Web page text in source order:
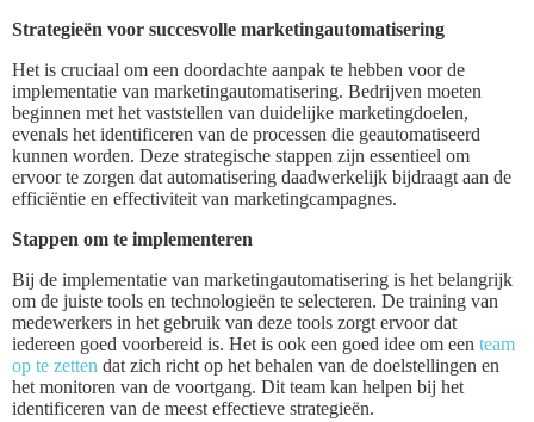
Strategieën voor succesvolle marketingautomatisering
Het is cruciaal om een doordachte aanpak te hebben voor de
implementatie van marketingautomatisering. Bedrijven moeten
beginnen met het vaststellen van duidelijke marketingdoelen,
evenals het identificeren van de processen die geautomatiseerd
kunnen worden. Deze strategische stappen zijn essentieel om
ervoor te zorgen dat automatisering daadwerkelijk bijdraagt aan de
efficiëntie en effectiviteit van marketingcampagnes.
Stappen om te implementeren
Bij de implementatie van marketingautomatisering is het belangrijk
om de juiste tools en technologieën te selecteren. De training van
medewerkers in het gebruik van deze tools zorgt ervoor dat
iedereen goed voorbereid is. Het is ook een goed idee om een team
op te zetten dat zich richt op het behalen van de doelstellingen en
het monitoren van de voortgang. Dit team kan helpen bij het
identificeren van de meest effectieve strategieën.